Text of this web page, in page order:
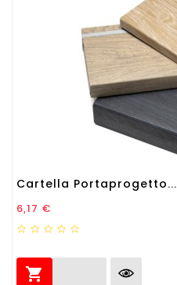
Cartella Portaprogetto...
Prezzo
6,17 €
